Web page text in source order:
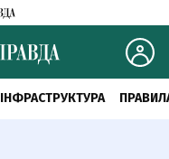
ІНФРАСТРУКТУРА